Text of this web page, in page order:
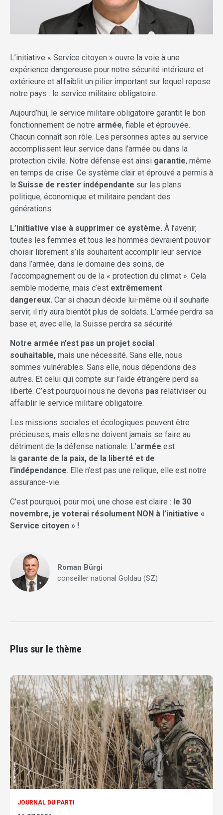
L’initiative « Service citoyen » ouvre la voie à une
expérience dangereuse pour notre sécurité intérieure et
extérieure et affaiblit un pilier important sur lequel repose
notre pays : le service militaire obligatoire.
Aujourd’hui, le service militaire obligatoire garantit le bon
fonctionnement de notre armée, fiable et éprouvée.
Chacun connaît son rôle. Les personnes aptes au service
accomplissent leur service dans l’armée ou dans la
protection civile. Notre défense est ainsi garantie, même
en temps de crise. Ce système clair et éprouvé a permis à
la Suisse de rester indépendante sur les plans
politique, économique et militaire pendant des
générations.
L’initiative vise à supprimer ce système. À l’avenir,
toutes les femmes et tous les hommes devraient pouvoir
choisir librement s’ils souhaitent accomplir leur service
dans l’armée, dans le domaine des soins, de
l’accompagnement ou de la « protection du climat ». Cela
semble moderne, mais c’est extrêmement
dangereux. Car si chacun décide lui-même où il souhaite
servir, il n’y aura bientôt plus de soldats. L’armée perdra sa
base et, avec elle, la Suisse perdra sa sécurité.
Notre armée n’est pas un projet social
souhaitable, mais une nécessité. Sans elle, nous
sommes vulnérables. Sans elle, nous dépendons des
autres. Et celui qui compte sur l’aide étrangère perd sa
liberté. C’est pourquoi nous ne devons pas relativiser ou
affaiblir le service militaire obligatoire.
Les missions sociales et écologiques peuvent être
précieuses, mais elles ne doivent jamais se faire au
détriment de la défense nationale. L’armée est
la garante de la paix, de la liberté et de
l’indépendance. Elle n’est pas une relique, elle est notre
assurance-vie.
C’est pourquoi, pour moi, une chose est claire : le 30
novembre, je voterai résolument NON à l’initiative «
Service citoyen » !
Roman Bürgi
conseiller national Goldau (SZ)
Plus sur le thème
JOURNAL DU PARTI